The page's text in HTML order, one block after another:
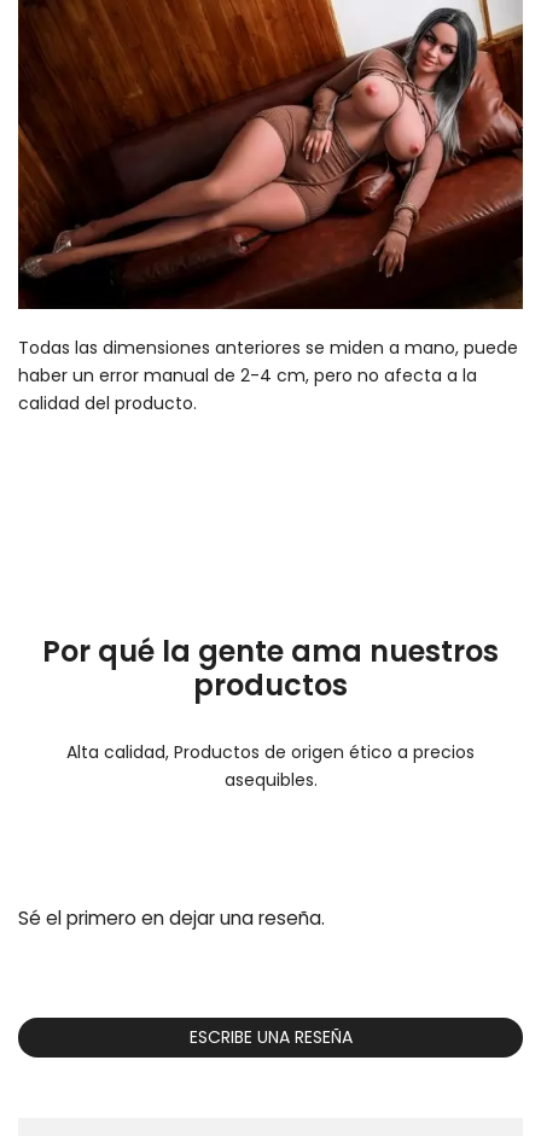
Todas las dimensiones anteriores se miden a mano, puede
haber un error manual de 2-4 cm, pero no afecta a la
calidad del producto.
Por qué la gente ama nuestros
productos
Alta calidad, Productos de origen ético a precios
asequibles.
Sé el primero en dejar una reseña.
ESCRIBE UNA RESEÑA